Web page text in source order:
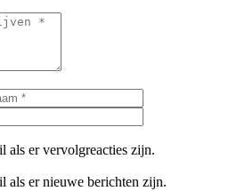
als er vervolgreacties zijn.
als er nieuwe berichten zijn.